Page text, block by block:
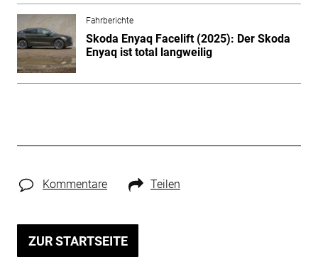
Fahrberichte
Skoda Enyaq Facelift (2025): Der Skoda
Enyaq ist total langweilig
Kommentare Teilen
ZUR STARTSEITE